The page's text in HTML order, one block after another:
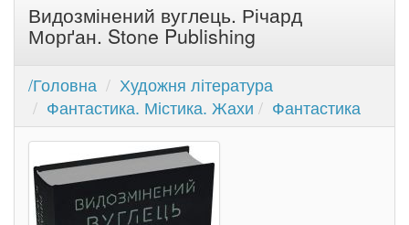
Видозмінений вуглець. Річард
Морґан. Stone Publishing
/Головна
Художня література
Фантастика. Містика. Жахи
Фантастика